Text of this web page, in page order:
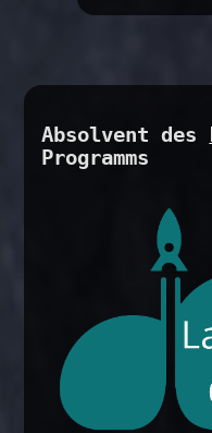
Absolvent des
Programms